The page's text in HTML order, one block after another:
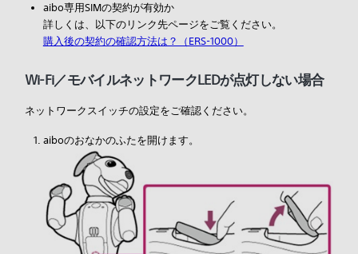
aibo専用SIMの契約が有効か
詳しくは、以下のリンク先ページをご覧ください。
購入後の契約の確認方法は？（ERS-1000）
Wi-Fi／モバイルネットワークLEDが点灯しない場合
ネットワークスイッチの設定をご確認ください。
aiboのおなかのふたを開けます。